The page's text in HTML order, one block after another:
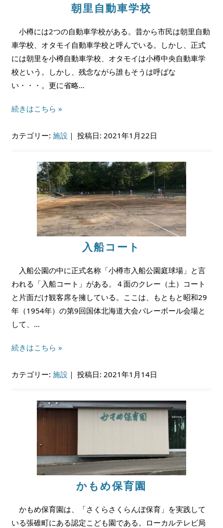
朝里自動車学校
小樽には2つの自動車学校がある。昔から市民は朝里自動
車学校、オタモイ自動車学校と呼んでいる。しかし、正式
には朝里を小樽自動車学校、オタモイは小樽中央自動車学
校という。しかし、残念ながら誰もそうは呼ばな
い・・・。更に省略…
続きはこちら »
カテゴリー:施設 ｜投稿日: 2021年1月22日
入船コート
入船公園の中に正式名称「小樽市入船公園庭球場」と言
われる「入船コート」がある。４面のクレー（土）コート
と片面だけ観客席を擁している。ここは、もともと昭和29
年（1954年）の第9回国体北海道大会バレーボール会場と
して、…
続きはこちら »
カテゴリー:施設 ｜投稿日: 2021年1月14日
かもめ保育園
かもめ保育園は、「さくらさくらんぼ保育」を実践して
いる張碓町にある認定こども園である。ローカルテレビ局